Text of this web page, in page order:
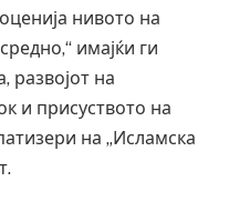
нивото на
имајќи ги
развојот на
и присуството на
на „Исламска